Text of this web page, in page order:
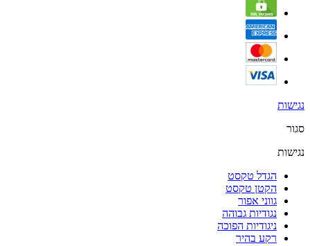
נגישות
סגור
נגישות
הגדל טקסט
הקטן טקסט
גווני אפור
נגודיות גבוהה
ניגודיות הפוכה
רקע בהיר